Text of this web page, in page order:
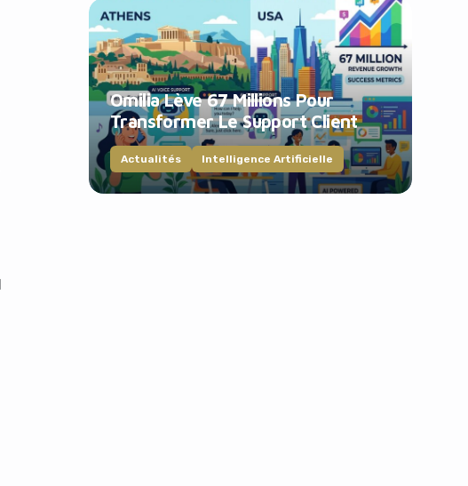
Omilia Lève 67 Millions Pour
Transformer Le Support Client
Actualités Intelligence Artificielle